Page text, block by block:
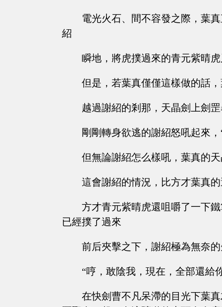
電光火石、間不容發之際，葉
紹
瞬地，將虎撲過來的青元紫晴
但是，若葉真僅僅這樣做的話
越過謝紹的剎那，天晶劍上劍
剛剛轉身欲逃的謝紹怒吼起來，
但無論謝紹怎么樣吼，葉真的
這會謝紹的情況，比方才葉真
方才青元紫晴虎還咀嚼了一下
已經撲了過來
前后夾擊之下，謝紹極為無奈
“哼，敢陰我，現在，全部還給
在快劍曹不凡呆滯的目光下葉